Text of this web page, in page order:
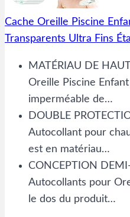
Cache Oreille Piscine
Transparents Ultra Fins
MATÉRIAU DE
Oreille Piscine
imperméable de…
DOUBLE
Autocollant pour
est en matériau…
CONCEPTION
Autocollants pour
le dos du produit…